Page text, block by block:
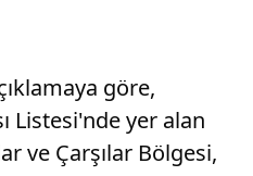
göre,
Listesi'nde yer alan
ve Çarşılar Bölgesi,